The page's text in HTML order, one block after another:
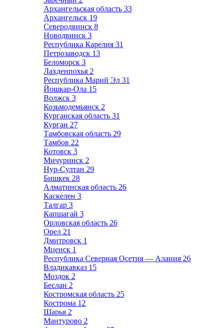
Архангельская область 33
Архангельск 19
Северодвинск 8
Новодвинск 3
Республика Карелия 31
Петрозаводск 13
Беломорск 3
Лахденпохья 2
Республика Марий Эл 31
Йошкар-Ола 15
Волжск 3
Козьмодемьянск 2
Курганская область 31
Курган 27
Тамбовская область 29
Тамбов 22
Котовск 3
Мичуринск 2
Нур-Султан 29
Бишкек 28
Алматинская область 26
Каскелен 3
Талгар 3
Капшагай 3
Орловская область 26
Орел 21
Дмитровск 1
Мценск 1
Республика Северная Осетия — Алания 26
Владикавказ 15
Моздок 2
Беслан 2
Костромская область 25
Кострома 12
Шарья 2
Мантурово 2